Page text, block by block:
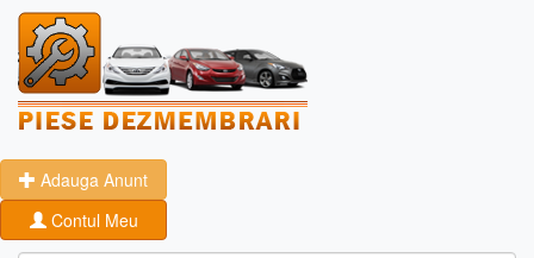
Adauga Anunt
Contul Meu